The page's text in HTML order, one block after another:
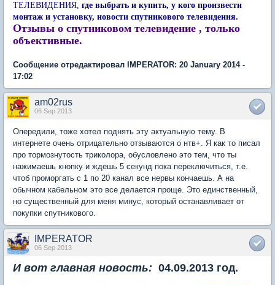
ТЕЛЕВИДЕНИЯ, где выбрать и купить, у кого произвести
монтаж и установку, новости спутникового телевидения.
Отзывы о спутниковом телевидение , только
объективные.
Сообщение отредактировал IMPERATOR: 20 January 2014 -
17:02
am02rus
06 Sep 2013
Опередили, тоже хотел поднять эту актуальную тему. В
интернете очень отрицательно отзываются о нтв+. Я как то писал
про тормознутость триколора, обусловлено это тем, что ты
нажимаешь кнопку и ждешь 5 секунд пока переключиться, т.е.
чтоб проморгать с 1 по 20 канал все нервы кончаешь. А на
обычном кабельном это все делается проще. Это единственный,
но существенный для меня минус, который останавливает от
покупки спутникового.
IMPERATOR
06 Sep 2013
И вот главная новость: 04.09.2013 год.